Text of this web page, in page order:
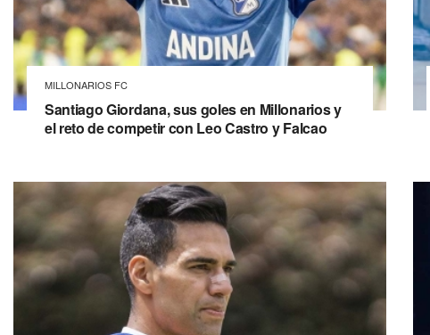
MILLONARIOS FC
Santiago Giordana, sus goles en Millonarios y
el reto de competir con Leo Castro y Falcao